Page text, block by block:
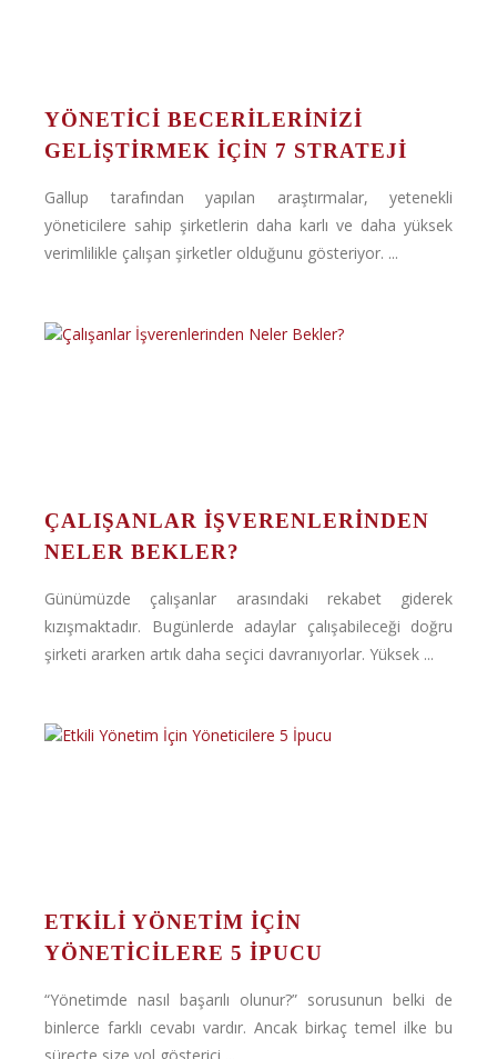
YÖNETICI BECERILERINIZI
GELIŞTIRMEK İÇIN 7 STRATEJI
Gallup tarafından yapılan araştırmalar, yetenekli
yöneticilere sahip şirketlerin daha karlı ve daha yüksek
verimlilikle çalışan şirketler olduğunu gösteriyor. ...
ÇALIŞANLAR İŞVERENLERINDEN
NELER BEKLER?
Günümüzde çalışanlar arasındaki rekabet giderek
kızışmaktadır. Bugünlerde adaylar çalışabileceği doğru
şirketi ararken artık daha seçici davranıyorlar. Yüksek ...
ETKILI YÖNETIM İÇIN
YÖNETICILERE 5 İPUCU
“Yönetimde nasıl başarılı olunur?” sorusunun belki de
binlerce farklı cevabı vardır. Ancak birkaç temel ilke bu